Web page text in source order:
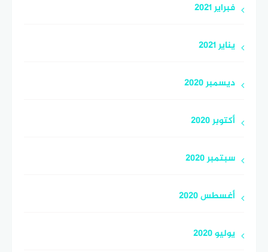
فبراير 2021
يناير 2021
ديسمبر 2020
أكتوبر 2020
سبتمبر 2020
أغسطس 2020
يوليو 2020